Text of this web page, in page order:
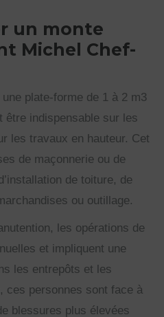
un monte
Michel Chef-
une plate-forme de 1 à 2 m3
être indispensable sur les
les travaux en hauteur. Cet
de maçonnerie ou de
de toiture, de
ou outillage.
les opérations de
et impliquent une
les entrepôts et les
ces personnes sont face à
blessures plus élevées